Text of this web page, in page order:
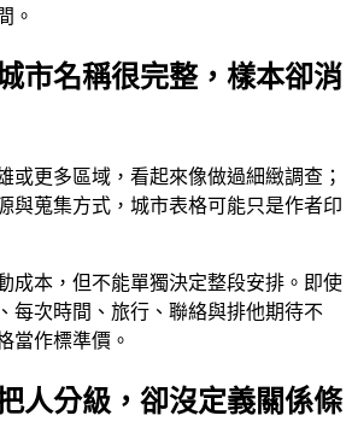
。
市名稱很完整，樣本卻消
或更多區域，看起來像做過細緻調查；
與蒐集方式，城市表格可能只是作者印
成本，但不能單獨決定整段安排。即使
每次時間、旅行、聯絡與排他期待不
當作標準價。
人分級，卻沒定義關係條